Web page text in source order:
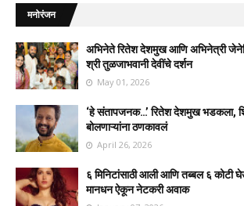
मनोरंजन
अभिनेते रितेश देशमुख आणि अभिनेत्री
श्री तुळजाभवानी देवींचे दर्शन
May 01, 2026
‘हे संतापजनक…’ रितेश देशमुख भडकला,
बोलणाऱ्यांना ठणकावलं
April 26, 2026
६ मिनिटांसाठी आली आणि तब्बल ६ कोटी
मानधन ऐकून नेटकरी अवाक